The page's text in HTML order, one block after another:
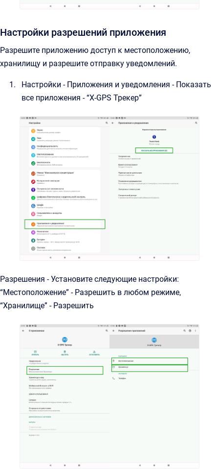
Настройки разрешений приложения
Разрешите приложению доступ к местоположению,
хранилищу и разрешите отправку уведомлений.
Настройки - Приложения и уведомления - Показать
все приложения - “X-GPS Трекер”
Разрешения - Установите следующие настройки:
“Местоположение” - Разрешить в любом режиме,
“Хранилище” - Разрешить